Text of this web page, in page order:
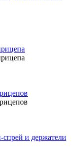
и держатели